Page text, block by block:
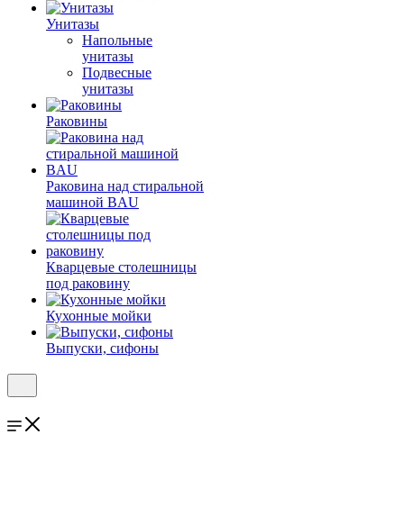
Унитазы
Напольные
унитазы
Подвесные
унитазы
Раковины
Раковина над стиральной
машиной BAU
Кварцевые столешницы
под раковину
Кухонные мойки
Выпуски, сифоны